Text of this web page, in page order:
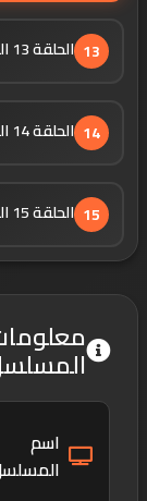
13 الحلقة 13 الثالثة عشر
14 الحلقة 14 الرابعة عشر
15 الحلقة 15 الخامسة عشر
اسم